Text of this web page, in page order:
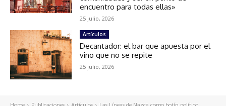
encuentro para todas ellas»
25 julio, 2026
Artículos
Decantador: el bar que apuesta por el
vino que no se repite
25 julio, 2026